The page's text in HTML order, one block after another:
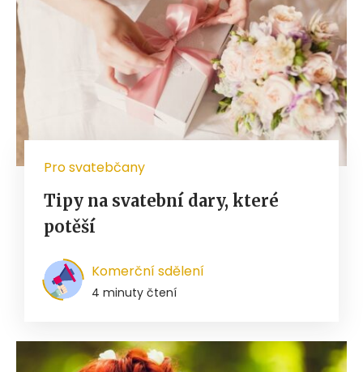
Pro svatebčany
Tipy na svatební dary, které
potěší
Komerční sdělení
4 minuty čtení